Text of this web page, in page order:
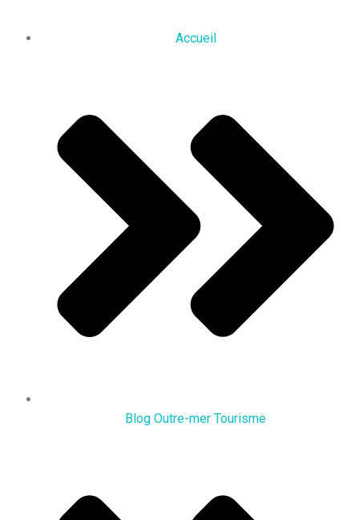
Accueil
Blog Outre-mer Tourisme